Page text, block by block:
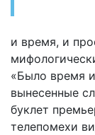
и время, и
«Было время
вынесенные
буклет
телепомехи